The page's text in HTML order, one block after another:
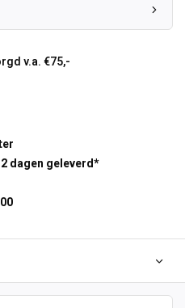
v.a. €75,-
dagen geleverd*